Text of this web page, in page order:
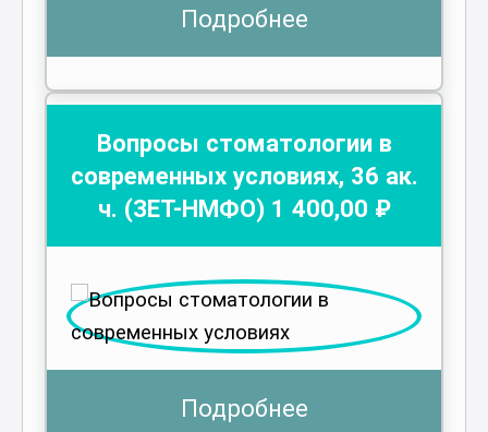
Подробнее
Вопросы стоматологии в
современных условиях, 36 ак.
ч. (ЗЕТ-НМФО) 1 400,00 ₽
Подробнее